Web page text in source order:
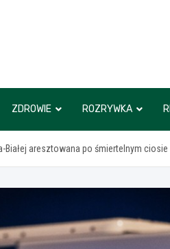
ZDROWIE ROZRYWKA
Białej aresztowana po śmiertelnym ciosie